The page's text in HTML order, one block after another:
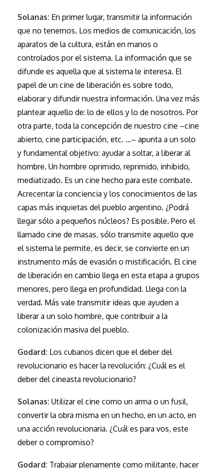
Solanas: En primer lugar, transmitir la información
que no tenemos. Los medios de comunicación, los
aparatos de la cultura, están en manos o
controlados por el sistema. La información que se
difunde es aquella que al sistema le interesa. El
papel de un cine de liberación es sobre todo,
elaborar y difundir nuestra información. Una vez más
plantear aquello de: lo de ellos y lo de nosotros. Por
otra parte, toda la concepción de nuestro cine –cine
abierto, cine participación, etc. …– apunta a un solo
y fundamental objetivo: ayudar a soltar, a liberar al
hombre. Un hombre oprimido, reprimido, inhibido,
mediatizado. Es un cine hecho para este combate.
Acrecentar la conciencia y los conocimientos de las
capas más inquietas del pueblo argentino. ¿Podrá
llegar sólo a pequeños núcleos? Es posible. Pero el
llamado cine de masas, sólo transmite aquello que
el sistema le permite, es decir, se convierte en un
instrumento más de evasión o mistificación. El cine
de liberación en cambio llega en esta etapa a grupos
menores, pero llega en profundidad. Llega con la
verdad. Más vale transmitir ideas que ayuden a
liberar a un solo hombre, que contribuir a la
colonización masiva del pueblo.
Godard: Los cubanos dicen que el deber del
revolucionario es hacer la revolución: ¿Cuál es el
deber del cineasta revolucionario?
Solanas: Utilizar el cine como un arma o un fusil,
convertir la obra misma en un hecho, en un acto, en
una acción revolucionaria. ¿Cuál es para vos, este
deber o compromiso?
Godard: Trabajar plenamente como militante, hacer